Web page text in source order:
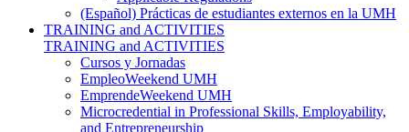
(Español) Prácticas de estudiantes externos en la UMH
TRAINING and ACTIVITIES
TRAINING and ACTIVITIES
Cursos y Jornadas
EmpleoWeekend UMH
EmprendeWeekend UMH
Microcredential in Professional Skills, Employability,
and Entrepreneurship